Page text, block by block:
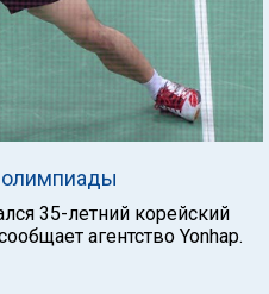
35-летний корейский
агентство Yonhap.